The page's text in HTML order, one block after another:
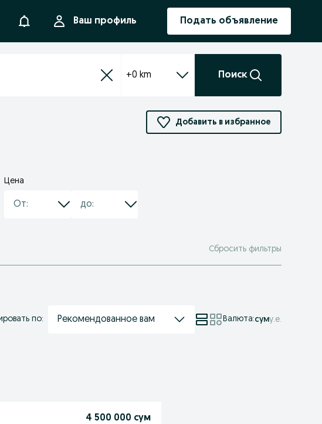
УведомленияВаш профиль Подать объявление
+0 km Поиск
Добавить в избранное
Цена
Сбросить фильтры
по: Рекомендованное вам Валюта:суму.е.
4 500 000 сум